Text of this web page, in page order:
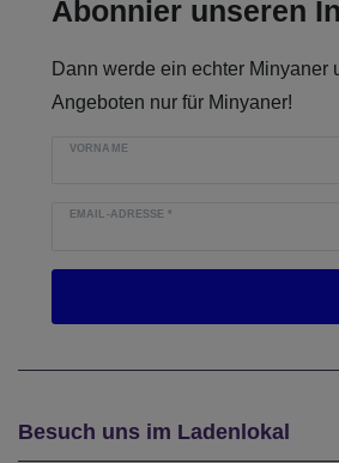
Abonnier unseren
Dann werde ein echter Minyaner
Angeboten nur für Minyaner!
VORNAME
EMAIL-ADRESSE*
Besuch uns im Ladenlokal